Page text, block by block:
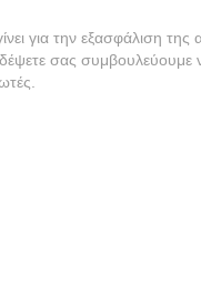
για την εξασφάλιση της
σας συμβουλεύουμε